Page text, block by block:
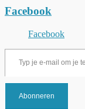
Facebook
Facebook
Typ je e-mail om je te abonneren op onze blog...
Abonneren